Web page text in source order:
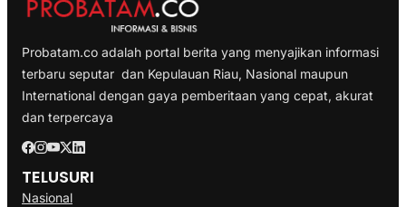
Probatam.co adalah portal berita yang menyajikan informasi
terbaru seputar dan Kepulauan Riau, Nasional maupun
International dengan gaya pemberitaan yang cepat, akurat
dan terpercaya
TELUSURI
Nasional